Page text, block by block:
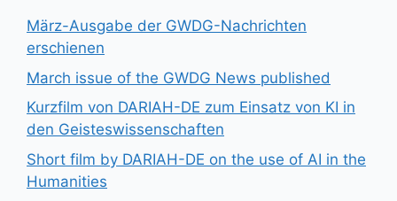
März-Ausgabe der GWDG-Nachrichten
erschienen
March issue of the GWDG News published
Kurzfilm von DARIAH-DE zum Einsatz von KI in
den Geisteswissenschaften
Short film by DARIAH-DE on the use of AI in the
Humanities